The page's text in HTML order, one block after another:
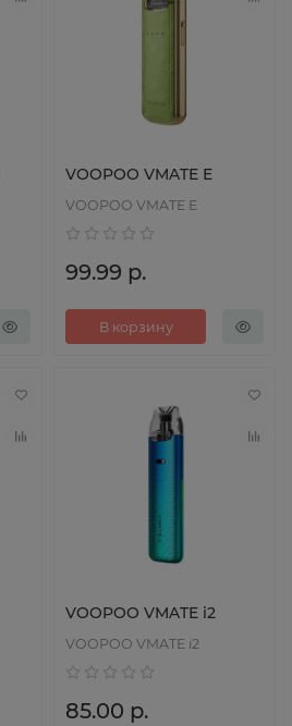
VOOPOO VMATE E
VOOPOO VMATE E
99.99 р.
В корзину
VOOPOO VMATE i2
VOOPOO VMATE i2
85.00 р.